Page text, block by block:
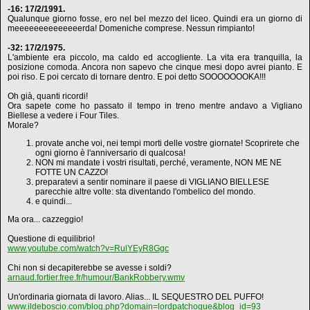
-16: 17/2/1991.
Qualunque giorno fosse, ero nel bel mezzo del liceo. Quindi era un giorno di
meeeeeeeeeeeeeerda! Domeniche comprese. Nessun rimpianto!
-32: 17/2/1975.
L'ambiente era piccolo, ma caldo ed accogliente. La vita era tranquilla, la
posizione comoda. Ancora non sapevo che cinque mesi dopo avrei pianto. E
poi riso. E poi cercato di tornare dentro. E poi detto SOOOOOOOKA!!!
Oh già, quanti ricordi!
Ora sapete come ho passato il tempo in treno mentre andavo a Vigliano
Biellese a vedere i Four Tiles.
Morale?
provate anche voi, nei tempi morti delle vostre giornate! Scoprirete che
ogni giorno è l'anniversario di qualcosa!
NON mi mandate i vostri risultati, perché, veramente, NON ME NE
FOTTE UN CAZZO!
preparatevi a sentir nominare il paese di VIGLIANO BIELLESE
parecchie altre volte: sta diventando l'ombelico del mondo.
e quindi...
Ma ora... cazzeggio!
Questione di equilibrio!
www.youtube.com/watch?v=RulYEyR8Ggc
Chi non si decapiterebbe se avesse i soldi?
arnaud.fortier.free.fr/humour/BankRobbery.wmv
Un'ordinaria giornata di lavoro. Alias... IL SEQUESTRO DEL PUFFO!
www.ildeboscio.com/blog.php?domain=lordpatchogue&blog_id=93